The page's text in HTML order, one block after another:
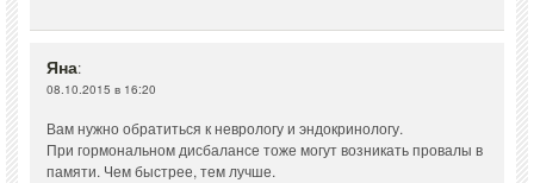
Яна:
08.10.2015 в 16:20
Вам нужно обратиться к неврологу и эндокринологу.
При гормональном дисбалансе тоже могут возникать провалы в
памяти. Чем быстрее, тем лучше.